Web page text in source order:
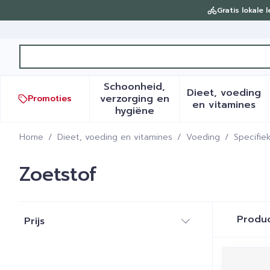
Gratis lokale
Promoties
Schoonheid,
verzorging en
hygiëneToon submenu voor
Dieet, voeding
en vitamines
Toon
Home / Dieet, voeding en vitamines / Voeding /
Zoetstof
Prijs